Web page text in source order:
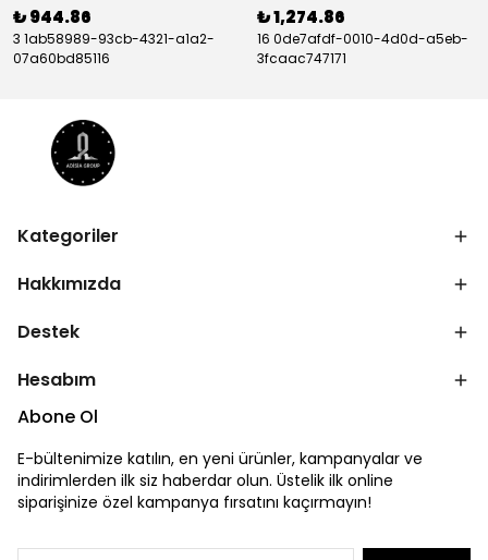
₺ 944.86
3 1ab58989-93cb-4321-a1a2-
07a60bd85116
₺ 1,274.86
16 0de7afdf-0010-4d0d-a5eb-
3fcaac747171
Kategoriler
Hakkımızda
Destek
Hesabım
Abone Ol
E-bültenimize katılın, en yeni ürünler, kampanyalar ve
indirimlerden ilk siz haberdar olun. Üstelik ilk online
siparişinize özel kampanya fırsatını kaçırmayın!